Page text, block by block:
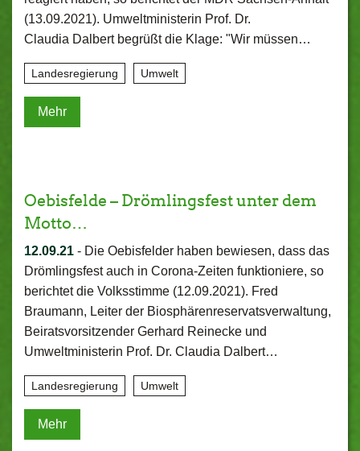
(13.09.2021). Umweltministerin Prof. Dr.
Claudia Dalbert begrüßt die Klage: "Wir müssen…
Landesregierung Umwelt
Mehr
Oebisfelde – Drömlingsfest unter dem
Motto…
12.09.21 - Die Oebisfelder haben bewiesen, dass das
Drömlingsfest auch in Corona-Zeiten funktioniere, so
berichtet die Volksstimme (12.09.2021). Fred
Braumann, Leiter der Biosphärenreservatsverwaltung,
Beiratsvorsitzender Gerhard Reinecke und
Umweltministerin Prof. Dr. Claudia Dalbert…
Landesregierung Umwelt
Mehr